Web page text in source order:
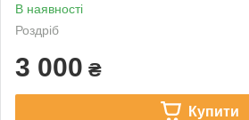
В наявності
Роздріб
3 000 ₴
Купити